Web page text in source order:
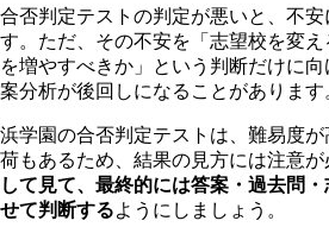
合否判定テストの判定が悪いと、不
す。ただ、その不安を「志望校を変
を増やすべきか」という判断だけに
案分析が後回しになることがあります
浜学園の合否判定テストは、難易度
荷もあるため、結果の見方には注意が
して見て、最終的には答案・過去問
せて判断するようにしましょう。